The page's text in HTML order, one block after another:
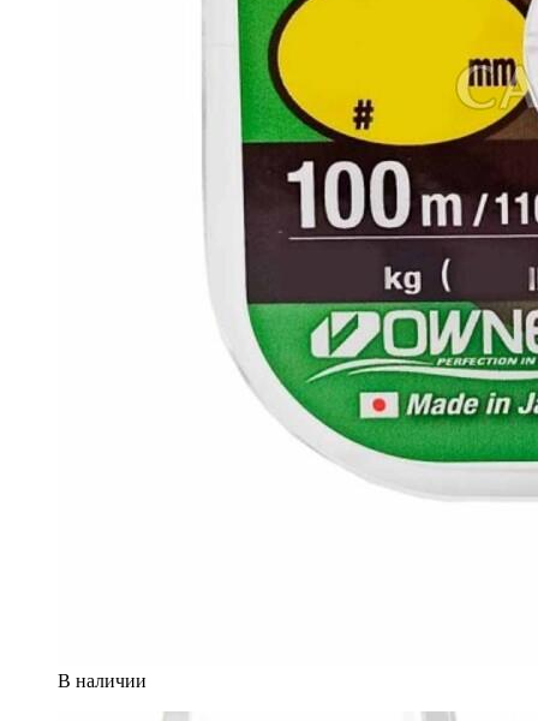
В наличии